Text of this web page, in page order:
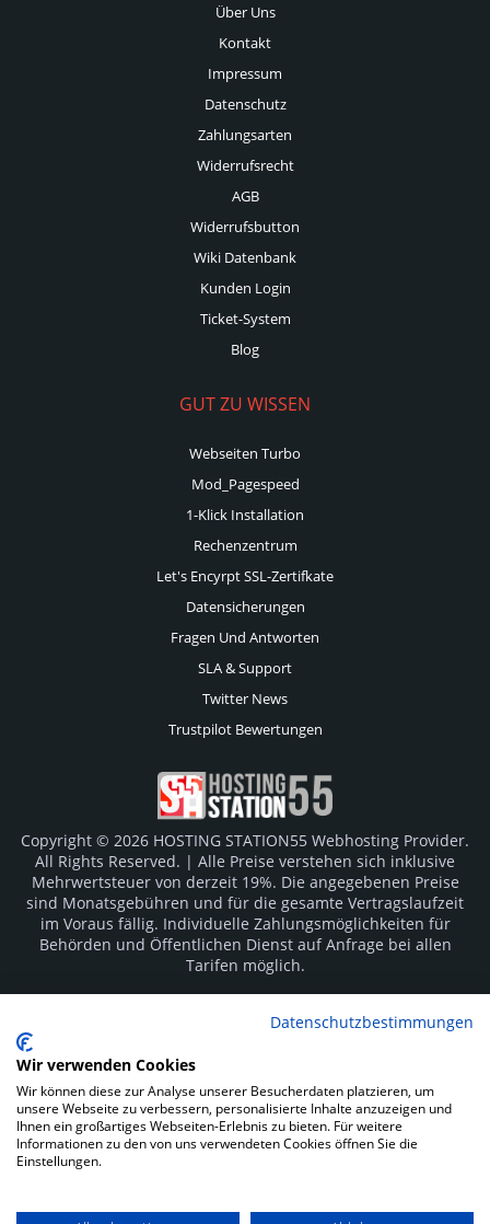
Über Uns
Kontakt
Impressum
Datenschutz
Zahlungsarten
Widerrufsrecht
AGB
Widerrufsbutton
Wiki Datenbank
Kunden Login
Ticket-System
Blog
GUT ZU WISSEN
Webseiten Turbo
Mod_Pagespeed
1-Klick Installation
Rechenzentrum
Let's Encyrpt SSL-Zertifkate
Datensicherungen
Fragen Und Antworten
SLA & Support
Twitter News
Trustpilot Bewertungen
Copyright © 2026 HOSTING STATION55 Webhosting Provider.
All Rights Reserved. | Alle Preise verstehen sich inklusive
Mehrwertsteuer von derzeit 19%. Die angegebenen Preise
sind Monatsgebühren und für die gesamte Vertragslaufzeit
im Voraus fällig. Individuelle Zahlungsmöglichkeiten für
Behörden und Öffentlichen Dienst auf Anfrage bei allen
Tarifen möglich.
Hersteller. Irrtümer vorbehalten.
SOCIAL MEDIA
Datenschutzbestimmungen
Wir verwenden Cookies
Wir können diese zur Analyse unserer Besucherdaten platzieren, um
unsere Webseite zu verbessern, personalisierte Inhalte anzuzeigen und
Ihnen ein großartiges Webseiten-Erlebnis zu bieten. Für weitere
Informationen zu den von uns verwendeten Cookies öffnen Sie die
Einstellungen.